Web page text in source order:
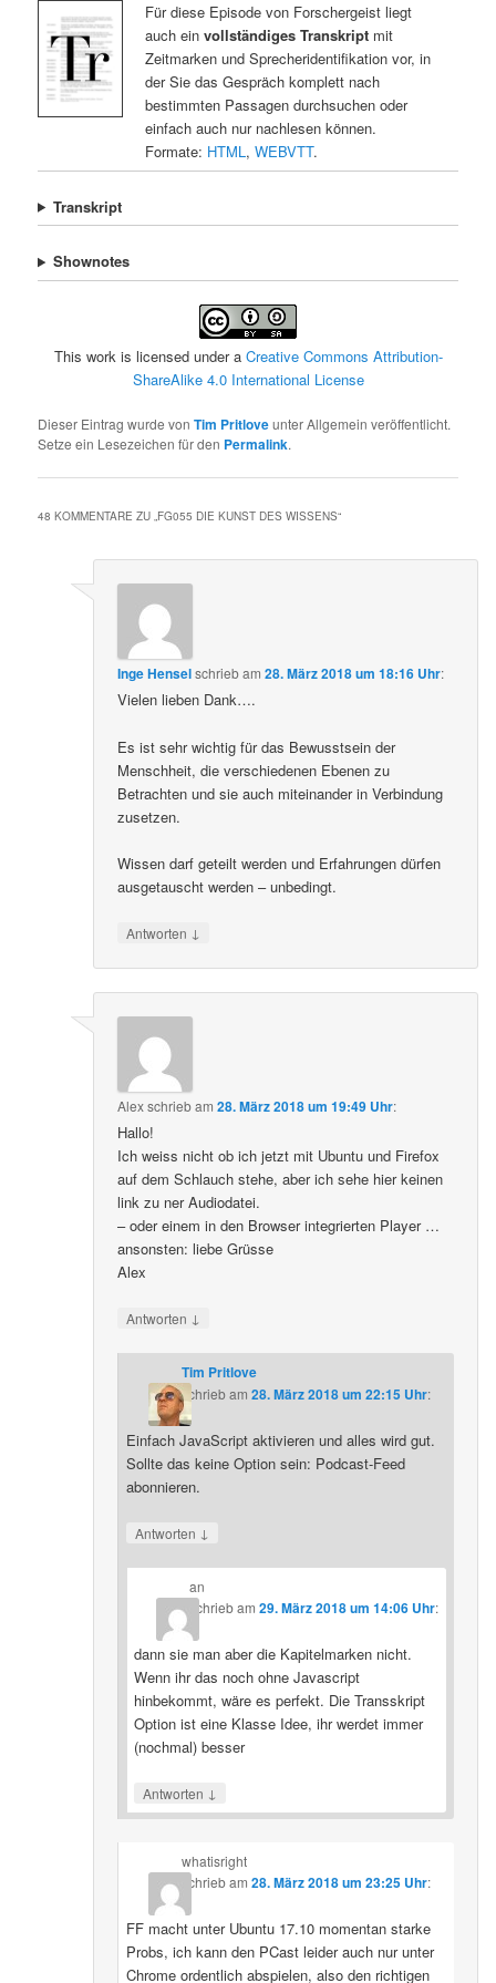
Für diese Episode von Forschergeist liegt
auch ein vollständiges Transkriptmit
Zeitmarken und Sprecheridentifikation vor, in
der Sie das Gespräch komplett nach
bestimmten Passagen durchsuchen oder
einfach auch nur nachlesen können.
Formate: HTML, WEBVTT.
Transkript
Shownotes
This work is licensed under a Creative Commons Attribution-
ShareAlike 4.0 International License
Dieser Eintrag wurde vonTim Pritloveunter Allgemein veröffentlicht.
Setze ein Lesezeichen für den Permalink.
48 KOMMENTARE ZU „FG055 DIE KUNST DES WISSENS“
Inge Henselschriebam28. März 2018 um 18:16 Uhr:
Vielen lieben Dank….
Es ist sehr wichtig für das Bewusstsein der
Menschheit, die verschiedenen Ebenen zu
Betrachten und sie auch miteinander in Verbindung
zusetzen.
Wissen darf geteilt werden und Erfahrungen dürfen
ausgetauscht werden – unbedingt.
Antworten ↓
Alexschriebam28. März 2018 um 19:49 Uhr:
Hallo!
Ich weiss nicht ob ich jetzt mit Ubuntu und Firefox
auf dem Schlauch stehe, aber ich sehe hier keinen
link zu ner Audiodatei.
– oder einem in den Browser integrierten Player …
ansonsten: liebe Grüsse
Alex
Antworten ↓
Tim Pritlove
schriebam 28. März 2018 um 22:15 Uhr:
Einfach JavaScript aktivieren und alles wird gut.
Sollte das keine Option sein: Podcast-Feed
abonnieren.
Antworten ↓
an
schriebam29. März 2018 um 14:06 Uhr:
dann sie man aber die Kapitelmarken nicht.
Wenn ihr das noch ohne Javascript
hinbekommt, wäre es perfekt. Die Transskript
Option ist eine Klasse Idee, ihr werdet immer
(nochmal) besser
Antworten ↓
whatisright
schriebam 28. März 2018 um 23:25 Uhr:
FF macht unter Ubuntu 17.10 momentan starke
Probs, ich kann den PCast leider auch nur unter
Chrome ordentlich abspielen, also den richtigen